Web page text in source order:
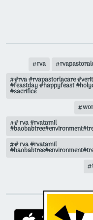
rva
#rva #rvapastorlacare
#feastday #happyfeast
#sacrifice
# rva #rvatamil
# rva #rvatamil